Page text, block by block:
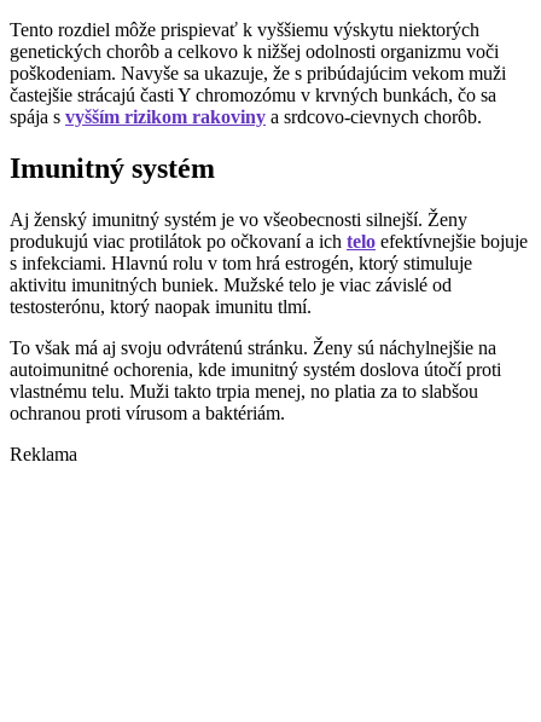
Tento rozdiel môže prispievať k vyššiemu výskytu niektorých
genetických chorôb a celkovo k nižšej odolnosti organizmu voči
poškodeniam. Navyše sa ukazuje, že s pribúdajúcim vekom muži
častejšie strácajú časti Y chromozómu v krvných bunkách, čo sa
spája s vyšším rizikom rakoviny a srdcovo-cievnych chorôb.
Imunitný systém
Aj ženský imunitný systém je vo všeobecnosti silnejší. Ženy
produkujú viac protilátok po očkovaní a ich telo efektívnejšie bojuje
s infekciami. Hlavnú rolu v tom hrá estrogén, ktorý stimuluje
aktivitu imunitných buniek. Mužské telo je viac závislé od
testosterónu, ktorý naopak imunitu tlmí.
To však má aj svoju odvrátenú stránku. Ženy sú náchylnejšie na
autoimunitné ochorenia, kde imunitný systém doslova útočí proti
vlastnému telu. Muži takto trpia menej, no platia za to slabšou
ochranou proti vírusom a baktériám.
Reklama